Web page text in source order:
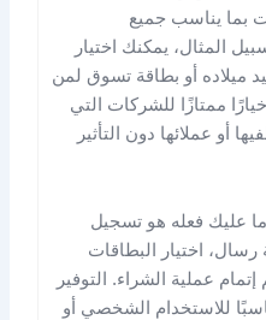
بما يناسب جميع
المثال، يمكنك اختيار
ميلاده أو بطاقة تسوق لمن
ممتازًا للشركات التي
أو عملائها دون التأثير
عليك فعله هو تسجيل
اختيار البطاقات
عملية الشراء. التوفير
للاستخدام الشخصي أو